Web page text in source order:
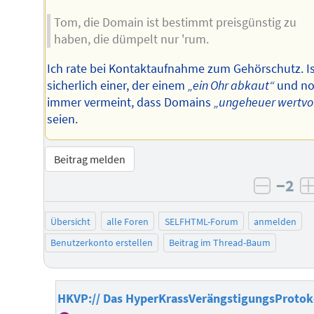
Tom, die Domain ist bestimmt preisgünstig zu
haben, die dümpelt nur 'rum.
Ich rate bei Kontaktaufnahme zum Gehörschutz.
sicherlich einer, der einem„ein Ohr abkaut“und
immer vermeint, dass Domains„ungeheuer
seien.
Beitrag melden
−2
Übersicht alle Foren SELFHTML-Forum
anmelden
Benutzerkonto erstellen
Beitrag im Thread-Baum
HKVP:// Das